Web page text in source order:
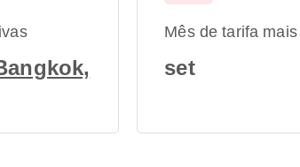
Mês de tarifa
set